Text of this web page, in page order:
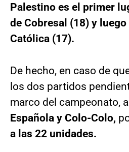
Palestino es el primer
de Cobresal (18) y
Católica (17).
De hecho, en caso de
los dos partidos
marco del campeonato,
Española y Colo-Colo,
a las 22 unidades.